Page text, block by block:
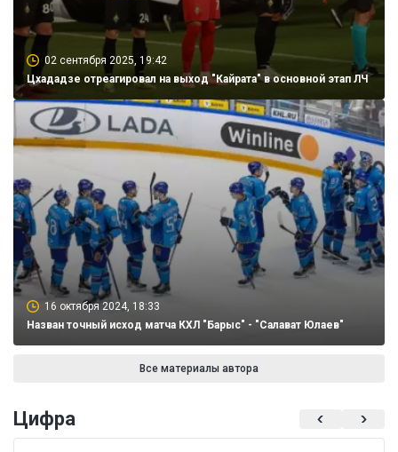
02 сентября 2025, 19:42
Цхададзе отреагировал на выход "Кайрата" в основной этап ЛЧ
16 октября 2024, 18:33
Назван точный исход матча КХЛ "Барыс" - "Салават Юлаев"
Все материалы автора
Цифра